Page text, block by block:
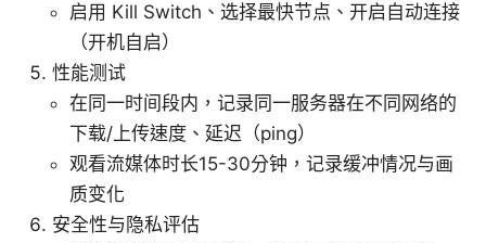
启用 Kill Switch、选择最快节点、开启自动连接
（开机自启）
性能测试
在同一时间段内，记录同一服务器在不同网络的
下载/上传速度、延迟（ping）
观看流媒体时长15-30分钟，记录缓冲情况与画
质变化
安全性与隐私评估